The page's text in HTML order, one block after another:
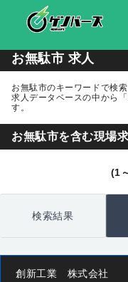
お無駄市 求人
お無駄市のキーワードで検
求人データベースの中から
す。
お無駄市を含む現場
(1
検索結果
創新工業 株式会社